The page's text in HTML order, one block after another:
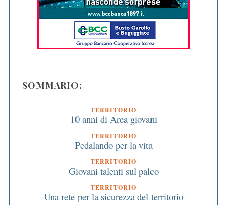
SOMMARIO:
TERRITORIO
10 anni di Area giovani
TERRITORIO
Pedalando per la vita
TERRITORIO
Giovani talenti sul palco
TERRITORIO
Una rete per la sicurezza del territorio